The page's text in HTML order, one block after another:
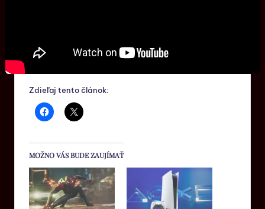
Zdieľaj tento článok:
MOŽNO VÁS BUDE ZAUJÍMAŤ